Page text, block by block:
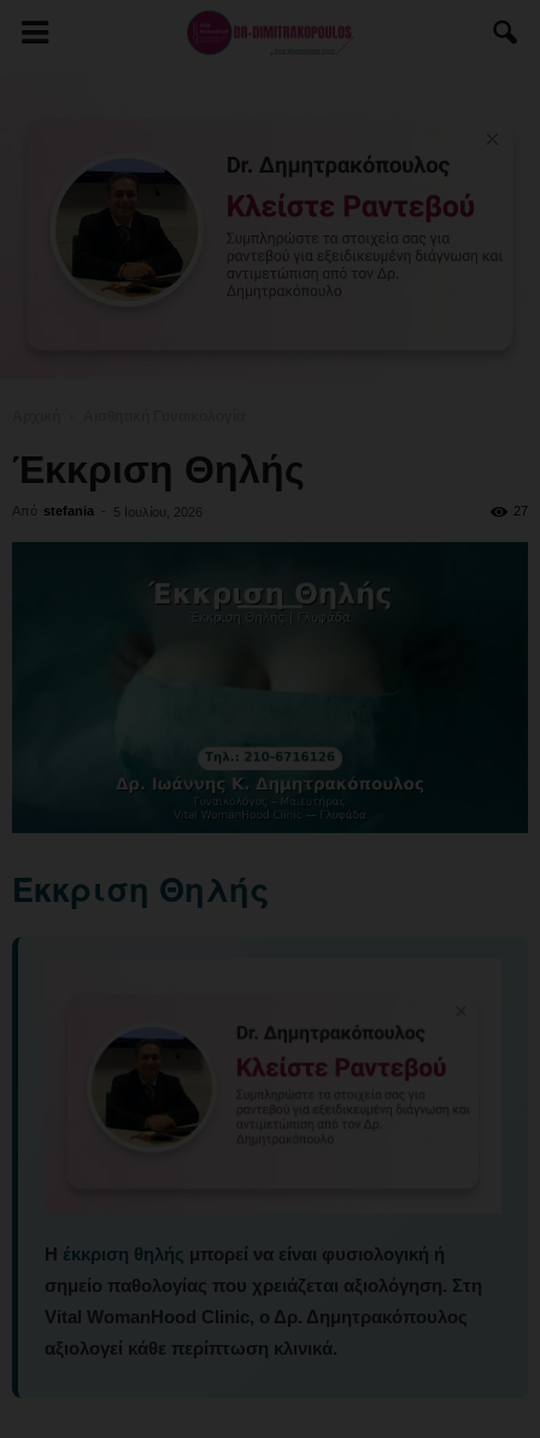
Έκκριση Θηλής
Από stefania - 5 Ιουλίου, 2026 27
Έκκριση Θηλής
Η έκκριση θηλής μπορεί να είναι φυσιολογική ή
σημείο παθολογίας που χρειάζεται αξιολόγηση. Στη
Vital WomanHood Clinic, ο Δρ. Δημητρακόπουλος
αξιολογεί κάθε περίπτωση κλινικά.